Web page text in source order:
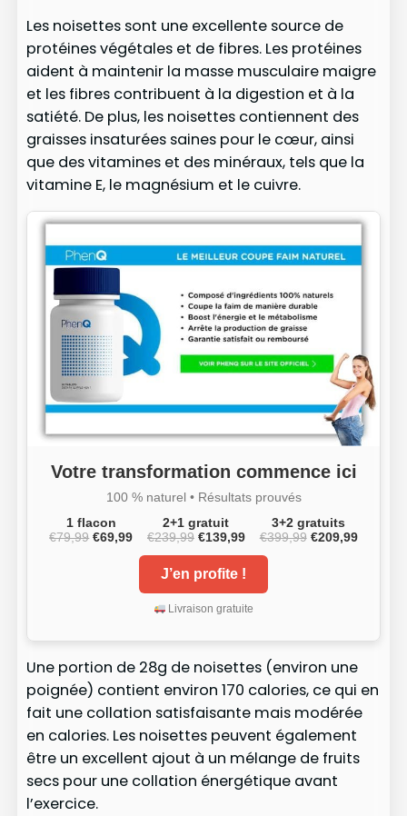
Les noisettes sont une excellente source de
protéines végétales et de fibres. Les protéines
aident à maintenir la masse musculaire maigre
et les fibres contribuent à la digestion et à la
satiété. De plus, les noisettes contiennent des
graisses insaturées saines pour le cœur, ainsi
que des vitamines et des minéraux, tels que la
vitamine E, le magnésium et le cuivre.
Votre transformation commence ici
100 % naturel • Résultats prouvés
1 flacon
€79,99 €69,99
2+1 gratuit
€239,99 €139,99
3+2 gratuits
€399,99 €209,99
J’en profite !
Livraison gratuite
Une portion de 28g de noisettes (environ une
poignée) contient environ 170 calories, ce qui en
fait une collation satisfaisante mais modérée
en calories. Les noisettes peuvent également
être un excellent ajout à un mélange de fruits
secs pour une collation énergétique avant
l’exercice.